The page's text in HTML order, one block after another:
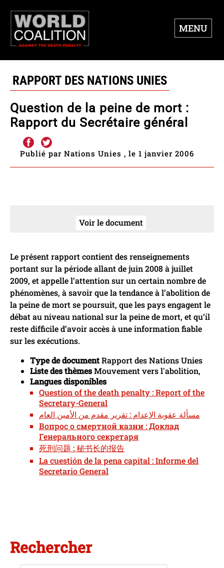
MENU
RAPPORT DES NATIONS UNIES
Question de la peine de mort :
Rapport du Secrétaire général
Publié par Nations Unies , le 1 janvier 2006
Voir le document
Le présent rapport contient des renseignements
portant sur la période allant de juin 2008 à juillet
2009, et appelle l’attention sur un certain nombre de
phénomènes, à savoir que la tendance à l’abolition de
la peine de mort se poursuit, que les pays engagent le
débat au niveau national sur la peine de mort, et qu’il
reste difficile d’avoir accès à une information fiable
sur les exécutions.
Type de documentRapport des Nations Unies
Liste des thèmesMouvement vers l'abolition,
Langues disponibles
Question of the death penalty : Report of the
Secretary-General
مسألة عقوبة الإعدام : تقرير مقدم من الأمين العام
Вопрос о смертной казни : Доклад
Генерального секретаря
死刑问题 : 秘书长的报告
La cuestión de la pena capital : Informe del
Secretario General
Rechercher